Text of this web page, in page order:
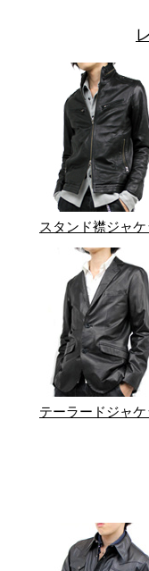
スタンド襟ジャケ
テーラードジャケ